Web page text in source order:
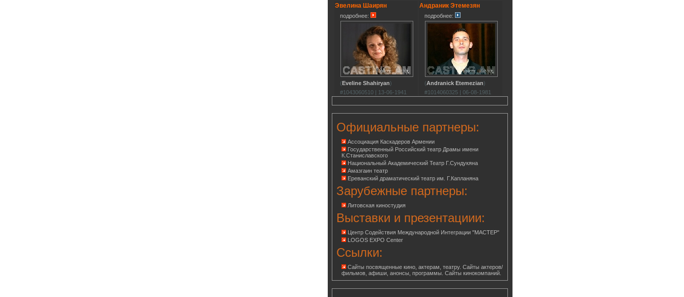
Эвелина Шаирян
подробнее:
(Eveline Shahiryan)
#1043060510 | 13-06-1941
Андраник Этемезян
подробнее:
(Andranick Etemezian)
#1014060325 | 06-08-1981
Официальные партнеры:
Ассоциация Каскадеров Армении
Государственный Российский театр Драмы имени
К.Станиславского
Национальный Академический Театр Г.Сундукяна
Амазгаин театр
Ереванский драматический театр им. Г.Капланяна
Зарубежные партнеры:
Литовская киностудия
Выставки и презентациии:
Центр Содействия Международной Интеграции "МАСТЕР"
LOGOS EXPO Center
Ссылки:
Сайты посвященные кино, актерам, театру. Сайты актеров/
фильмов, афиши, анонсы, программы. Сайты кинокомпаний.